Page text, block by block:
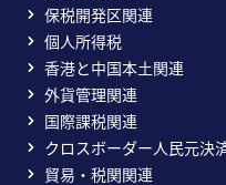
保税開発区関連
個人所得税
香港と中国本土関連
外貨管理関連
国際課税関連
クロスボーダー人民元決
貿易・税関関連